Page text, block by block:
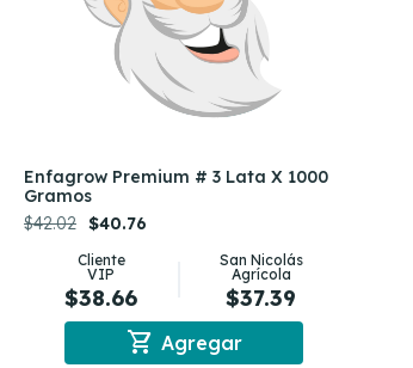
Enfagrow Premium # 3 Lata X 1000
Gramos
$42.02 $40.76
Cliente
VIP
$38.66
San Nicolás
Agrícola
$37.39
shopping_cart Agregar